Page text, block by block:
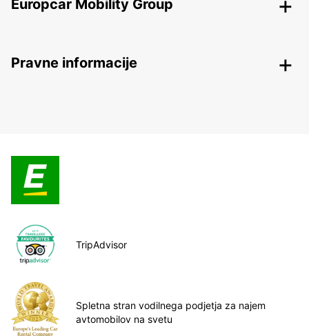
Europcar Mobility Group
Pravne informacije
TripAdvisor
Spletna stran vodilnega podjetja za najem
avtomobilov na svetu